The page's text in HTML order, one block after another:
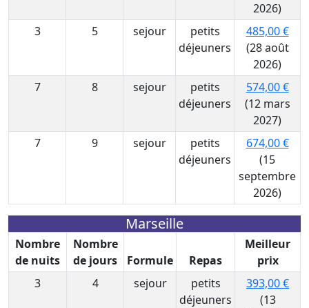
2026)
3
5 sejour
petits
déjeuners
485,00 €
(28 août
2026)
7
8 sejour
petits
déjeuners
574,00 €
(12 mars
2027)
7
9 sejour
petits
déjeuners
674,00 €
(15
septembre
2026)
Marseille
Nombre
de nuits
Nombre
de jours
Formule Repas
Meilleur
prix
3
4 sejour
petits
déjeuners
393,00 €
(13